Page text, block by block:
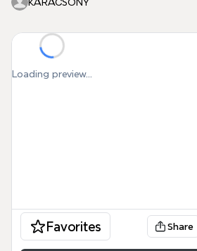
Loading preview...
Favorites Share